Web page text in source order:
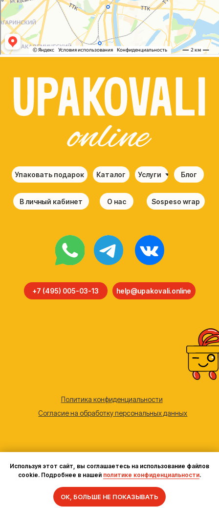
Используя этот сайт, вы соглашаетесь на использование файлов
cookie. Подробнее в нашей политике конфиденциальности.
ОК, БОЛЬШЕ НЕ ПОКАЗЫВАТЬ
Задать вопрос